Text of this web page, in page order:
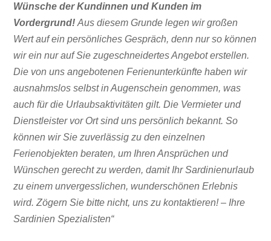
Wünsche der Kundinnen und Kunden im
Vordergrund! Aus diesem Grunde legen wir großen
Wert auf ein persönliches Gespräch, denn nur so können
wir ein nur auf Sie zugeschneidertes Angebot erstellen.
Die von uns angebotenen Ferienunterkünfte haben wir
ausnahmslos selbst in Augenschein genommen, was
auch für die Urlaubsaktivitäten gilt. Die Vermieter und
Dienstleister vor Ort sind uns persönlich bekannt. So
können wir Sie zuverlässig zu den einzelnen
Ferienobjekten beraten, um Ihren Ansprüchen und
Wünschen gerecht zu werden, damit Ihr Sardinienurlaub
zu einem unvergesslichen, wunderschönen Erlebnis
wird. Zögern Sie bitte nicht, uns zu kontaktieren! – Ihre
Sardinien Spezialisten“